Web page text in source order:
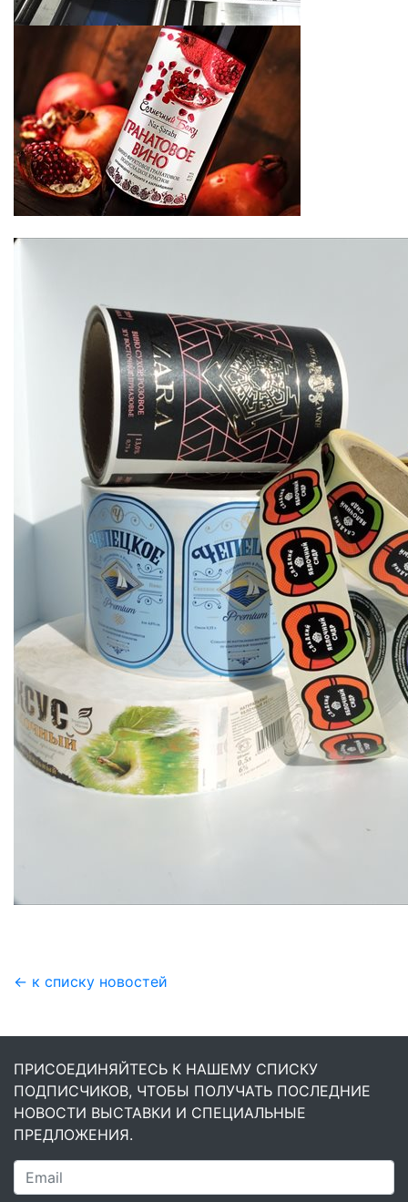
← к списку новостей
ПРИСОЕДИНЯЙТЕСЬ К НАШЕМУ СПИСКУ
ПОДПИСЧИКОВ, ЧТОБЫ ПОЛУЧАТЬ ПОСЛЕДНИЕ
НОВОСТИ ВЫСТАВКИ И СПЕЦИАЛЬНЫЕ
ПРЕДЛОЖЕНИЯ.